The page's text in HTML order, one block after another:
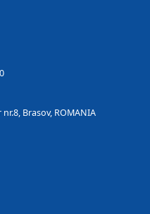
Brasov, ROMANIA